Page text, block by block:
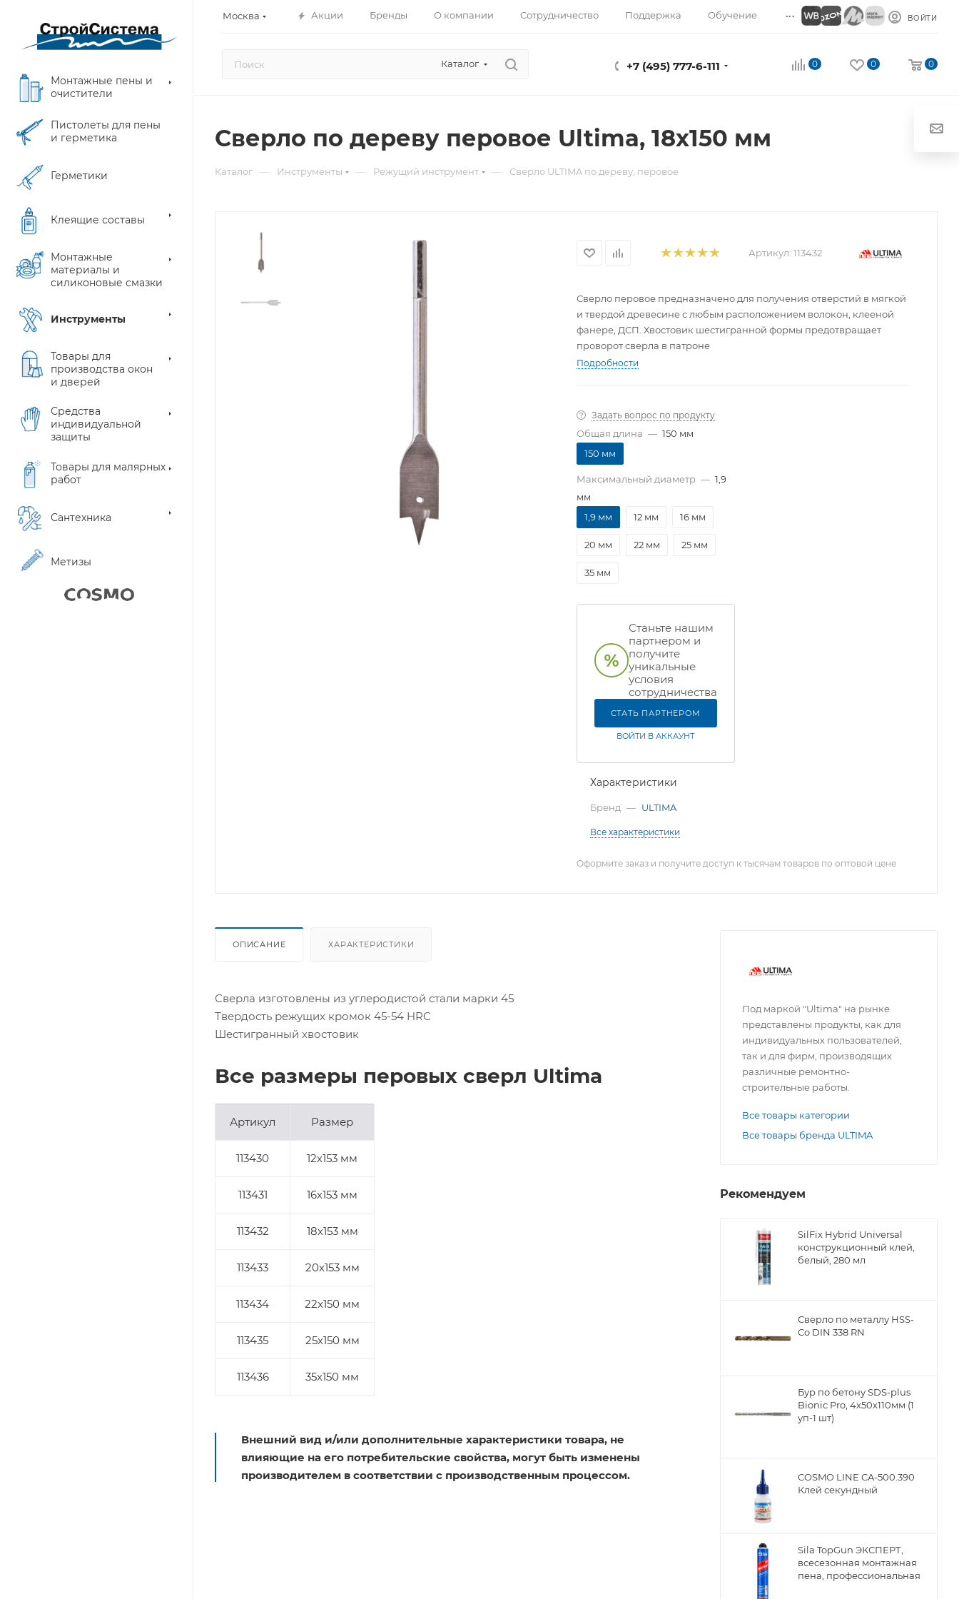
Москва Акции Бренды О компании Сотрудничество Поддержка Обучение ... ВОЙТИ
Каталог +7 (495) 777-6-111 0 0 0
Монтажные пены и
очистители
Пистолеты для пены
и герметика
Герметики
Клеящие составы
Монтажные
материалы и
силиконовые смазки
Инструменты
Товары для
производства окон
и дверей
Средства
индивидуальной
защиты
Товары для малярных
работ
Сантехника
Метизы
Сверло по дереву перовое Ultima, 18х150 мм
Каталог — Инструменты — Режущий инструмент — Сверло ULTIMA по дереву, перовое
Артикул: 113432
Сверло перовое предназначено для получения отверстий в мягкой
и твердой древесине с любым расположением волокон, клееной
фанере, ДСП. Хвостовик шестигранной формы предотвращает
проворот сверла в патроне
Подробности
Задать вопрос по продукту
Общая длина — 150 мм
150 мм
Максимальный диаметр — 1,9
мм
1,9 мм
12 мм 16 мм
20 мм 22 мм 25 мм
35 мм
Станьте нашим
партнером и
получите
уникальные
условия
сотрудничества
СТАТЬ ПАРТНЕРОМ
ВОЙТИ В АККАУНТ
Характеристики
Бренд — ULTIMA
Все характеристики
Оформите заказ и получите доступ к тысячам товаров по оптовой цене
ОПИСАНИЕ ХАРАКТЕРИСТИКИ
Сверла изготовлены из углеродистой стали марки 45
Твердость режущих кромок 45-54 HRC
Шестигранный хвостовик
Все размеры перовых сверл Ultima
Артикул Размер
113430 12х153 мм
113431 16х153 мм
113432 18х153 мм
113433 20х153 мм
113434 22х150 мм
113435 25х150 мм
113436 35х150 мм
Внешний вид и/или дополнительные характеристики товара, не
влияющие на его потребительские свойства, могут быть изменены
производителем в соответствии с производственным процессом.
Под маркой "Ultima" на рынке
представлены продукты, как для
индивидуальных пользователей,
так и для фирм, производящих
различные ремонтно-
строительные работы.
Все товары категории
Все товары бренда ULTIMA
Рекомендуем
SilFix Hybrid Universal
конструкционный клей,
белый, 280 мл
Сверло по металлу НSS-
Co DIN 338 RN
Бур по бетону SDS-plus
Bionic Pro, 4х50х110мм (1
уп-1 шт)
COSMO LINE CA-500.390
Клей секундный
Sila TopGun ЭКСПЕРТ,
всесезонная монтажная
пена, профессиональная